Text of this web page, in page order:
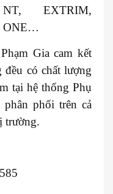
EXTRIM,
ONE…
Gia cam kết
đều có chất lượng
tại hệ thống Phụ
phối trên cả
trường.